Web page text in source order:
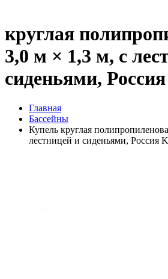
круглая
3,0 м × 1,3 м, с
сиденьями,
Главная
Бассейны
Купель круглая
лестницей и сиденьями, Россия